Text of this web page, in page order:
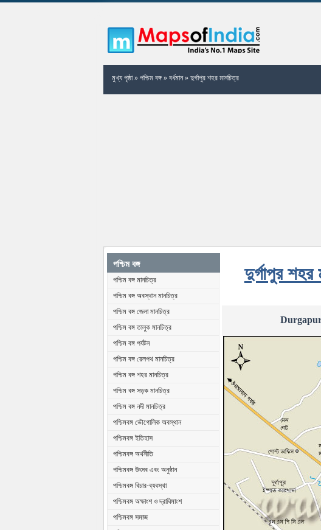
মুখ্য পৃষ্ঠা» পশ্চিম বঙ্গ» বর্ধমান» দুর্গাপুর শহর মানচিত্র
পশ্চিম বঙ্গ
পশ্চিম বঙ্গ মানচিত্র
পশ্চিম বঙ্গ অবস্থান মানচিত্র
পশ্চিম বঙ্গ জেলা মানচিত্র
পশ্চিম বঙ্গ তালুক মানচিত্র
পশ্চিম বঙ্গ পর্যটন
পশ্চিম বঙ্গ রেলপথ মানচিত্র
পশ্চিম বঙ্গ শহর মানচিত্র
পশ্চিম বঙ্গ সড়ক মানচিত্র
পশ্চিম বঙ্গ নদী মানচিত্র
পশ্চিমবঙ্গ ভৌগোলিক অবস্থান
পশ্চিমবঙ্গ ইতিহাস
পশ্চিমবঙ্গ অর্থনীতি
পশ্চিমবঙ্গ উৎসব এবং অনুষ্ঠান
পশ্চিমবঙ্গ বিচার-ব্যবস্থা
পশ্চিমবঙ্গ অক্ষাংশ ও দ্রাঘিমাংশ
পশ্চিমবঙ্গ সমাজ
দুর্গাপুর শহর